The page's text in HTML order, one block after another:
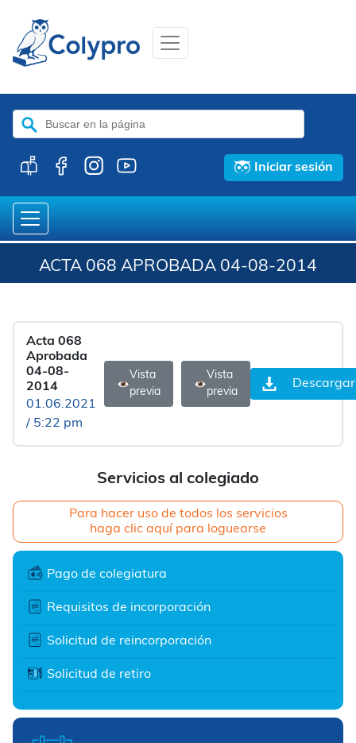
Buscar:
Iniciar sesión
ACTA 068 APROBADA 04-08-2014
Servicios al colegiado
Para hacer uso de todos los servicios
haga clic aquí para loguearse
Pago de colegiatura
Requisitos de incorporación
Solicitud de reincorporación
Solicitud de retiro
Acta 068
Aprobada
04-08-
2014
01.06.2021
/ 5:22 pm
Vista
previa
Vista
previa
Descargar